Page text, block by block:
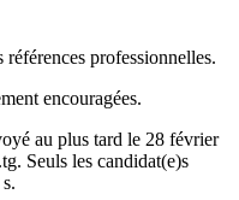
professionnelles.
encouragées.
au plus tard le 28 février
Seuls les candidat(e)s